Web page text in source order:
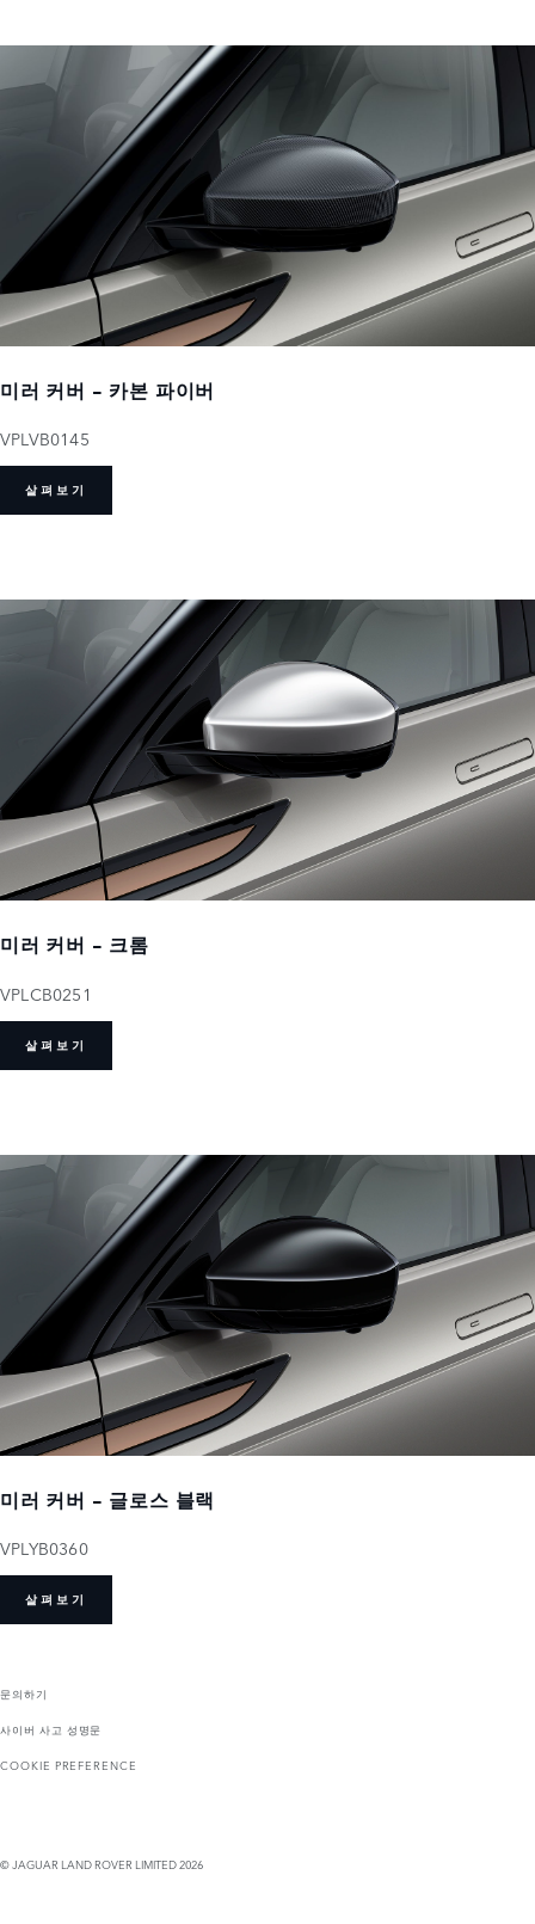
미러 커버 - 카본 파이버
VPLVB0145
살펴보기
미러 커버 - 크롬
VPLCB0251
살펴보기
미러 커버 - 글로스 블랙
VPLYB0360
살펴보기
문의하기
사이버 사고 성명문
COOKIE PREFERENCE
© JAGUAR LAND ROVER LIMITED 2026